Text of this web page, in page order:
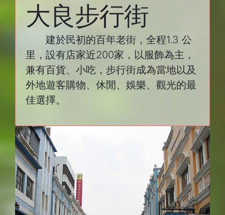
大良步行街
建於民初的百年老街，全程1.3 公
里，設有店家近200家，以服飾為主，
兼有百貨、小吃，步行街成為當地以及
外地遊客購物、休閒、娛樂、觀光的最
佳選擇。